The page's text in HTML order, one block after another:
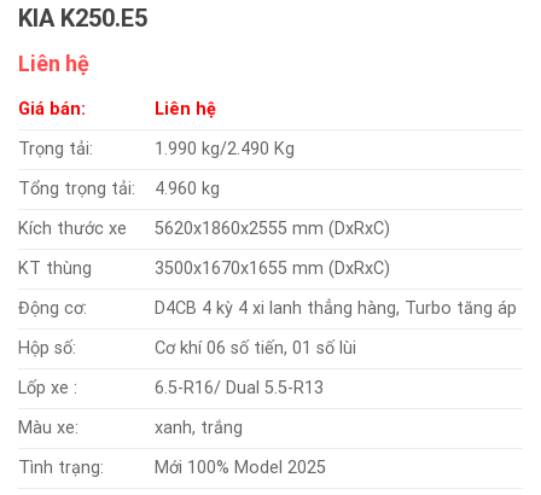
KIA K250.E5
Liên hệ
Giá bán:
Liên hệ
Trọng tải:
1.990 kg/2.490 Kg
Tổng trọng tải:
4.960 kg
Kích thước xe
5620x1860x2555 mm (DxRxC)
KT thùng
3500x1670x1655 mm (DxRxC)
Động cơ:
D4CB 4 kỳ 4 xi lanh thẳng hàng, Turbo tăng áp
Hộp số:
Cơ khí 06 số tiến, 01 số lùi
Lốp xe :
6.5-R16/ Dual 5.5-R13
Màu xe:
xanh, trắng
Tình trạng:
Mới 100% Model 2025